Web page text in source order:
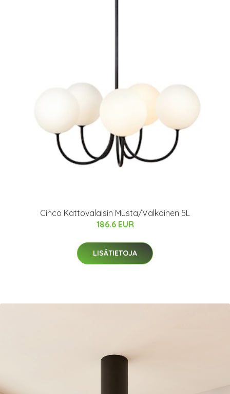
Cinco Kattovalaisin Musta/Valkoinen 5L
186.6 EUR
LISÄTIETOJA